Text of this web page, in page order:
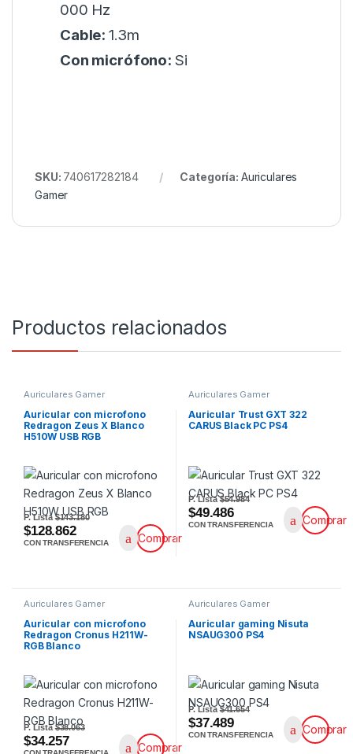
000 Hz
Cable:1.3m
Con micrófono: Si
SKU: 740617282184 Categoría: Auriculares
Gamer
Productos relacionados
Auriculares Gamer
Auricular con microfono
Redragon Zeus X Blanco
H510W USB RGB
P. Lista$143.180
$128.862
CON TRANSFERENCIA Comprar
Auriculares Gamer
Auricular Trust GXT 322
CARUS Black PC PS4
P. Lista$54.984
$49.486
CON TRANSFERENCIA Comprar
Auriculares Gamer
Auricular con microfono
Redragon Cronus H211W-
RGB Blanco
P. Lista$38.063
$34.257 Comprar
Auriculares Gamer
Auricular gaming Nisuta
NSAUG300 PS4
P. Lista$41.654
$37.489
CON TRANSFERENCIA Comprar